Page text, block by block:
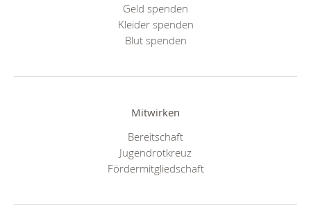
Geld spenden
Kleider spenden
Blut spenden
Mitwirken
Bereitschaft
Jugendrotkreuz
Fördermitgliedschaft